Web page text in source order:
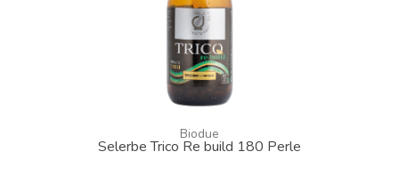
Biodue
Selerbe Trico Re build 180 Perle